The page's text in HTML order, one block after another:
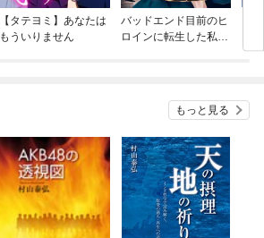
【タテヨミ】あなたは
もういりません
バッドエンド目前のヒ
ロインに転生した私、
もっと見る